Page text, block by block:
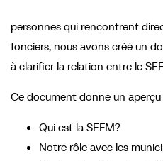
personnes qui rencontrent
fonciers, nous avons créé un
à clarifier la relation entre le
Ce document donne un
Qui est la SEFM?
Notre rôle avec les